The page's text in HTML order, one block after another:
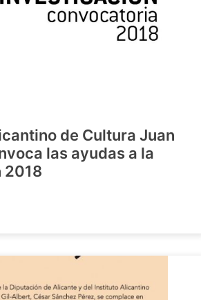
de Cultura Juan
las ayudas a la
2018